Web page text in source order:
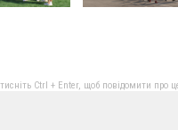
Ctrl + Enter, щоб повідомити про